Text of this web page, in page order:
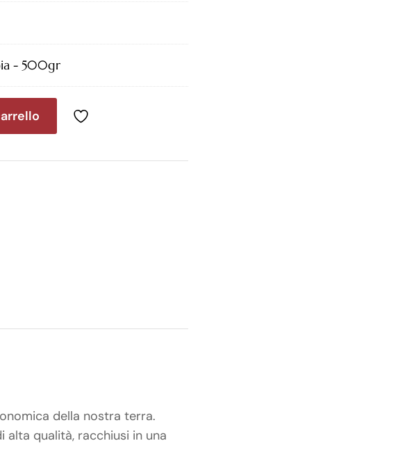
- 500gr
della nostra terra.
qualità, racchiusi in una